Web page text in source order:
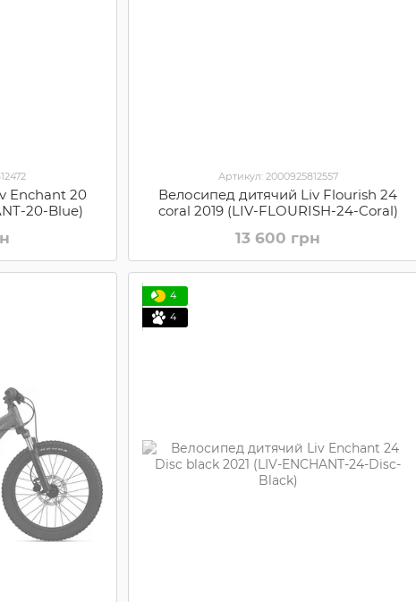
Enchant 20
20-Blue)
Артикул: 2000925812557
Велосипед дитячий Liv Flourish 24
coral 2019 (LIV-FLOURISH-24-Coral)
13 600 грн
4
4